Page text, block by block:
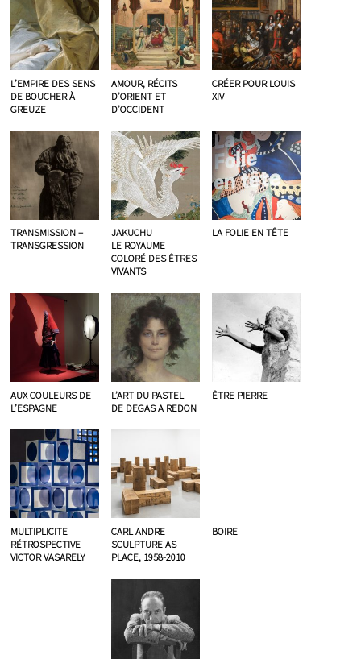
L’EMPIRE DES SENS
DE BOUCHER À
GREUZE
AMOUR, RÉCITS
D’ORIENT ET
D’OCCIDENT
CRÉER POUR LOUIS
XIV
TRANSMISSION –
TRANSGRESSION
JAKUCHU
LE ROYAUME
COLORÉ DES ÊTRES
VIVANTS
LA FOLIE EN TÊTE
AUX COULEURS DE
L’ESPAGNE
L’ART DU PASTEL
DE DEGAS A REDON
ÊTRE PIERRE
MULTIPLICITE
RÉTROSPECTIVE
VICTOR VASARELY
CARL ANDRE
SCULPTURE AS
PLACE, 1958-2010
BOIRE